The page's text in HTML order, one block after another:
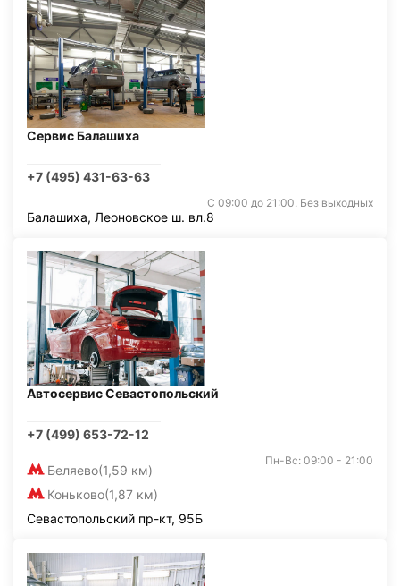
Сервис Балашиха
+7 (495) 431-63-63
С 09:00 до 21:00. Без выходных
Балашиха, Леоновское ш. вл.8
Автосервис Севастопольский
+7 (499) 653-72-12
Беляево(1,59 км)
Коньково(1,87 км)
Пн-Вс: 09:00 - 21:00
Севастопольский пр-кт, 95Б